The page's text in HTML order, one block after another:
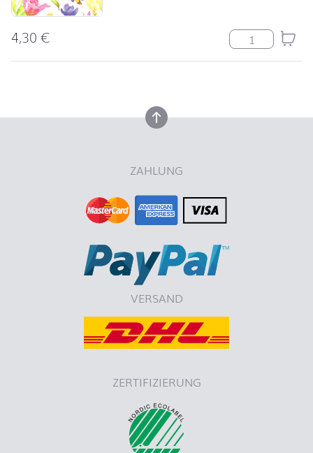
4,30€ Serviette Lucy
nach oben
ZAHLUNG
VERSAND
ZERTIFIZIERUNG